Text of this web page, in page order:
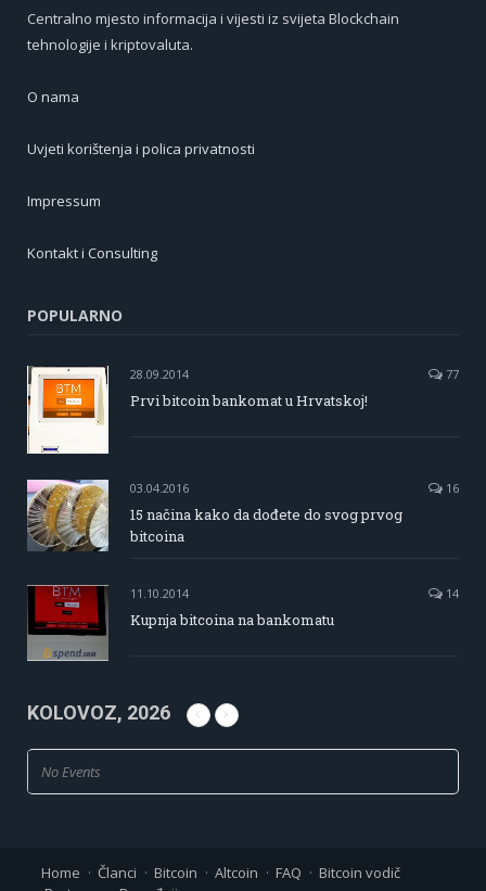
Centralno mjesto informacija i vijesti iz svijeta Blockchain
tehnologije i kriptovaluta.
O nama
Uvjeti korištenja i polica privatnosti
Impressum
Kontakt i Consulting
POPULARNO
28.09.2014 77
Prvi bitcoin bankomat u Hrvatskoj!
03.04.2016 16
15 načina kako da dođete do svog prvog
bitcoina
11.10.2014 14
Kupnja bitcoina na bankomatu
KOLOVOZ, 2026
No Events
Home Članci Bitcoin Altcoin FAQ
Bitcoin vodič